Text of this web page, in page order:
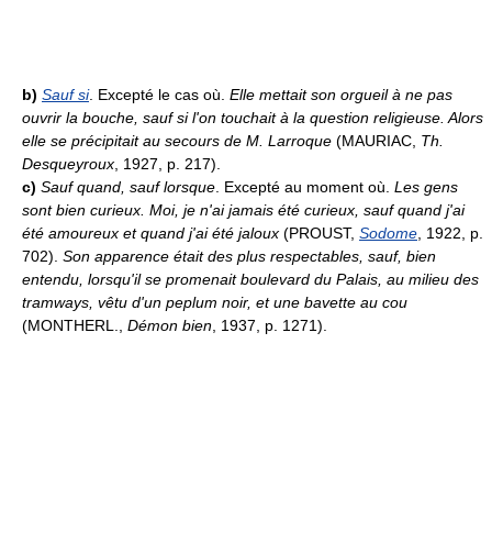
b) Sauf si. Excepté le cas où. Elle mettait son orgueil à ne pas
ouvrir la bouche, sauf si l'on touchait à la question religieuse. Alors
elle se précipitait au secours de M. Larroque (MAURIAC, Th.
Desqueyroux, 1927, p. 217).
c) Sauf quand, sauf lorsque. Excepté au moment où. Les gens
sont bien curieux. Moi, je n'ai jamais été curieux, sauf quand j'ai
été amoureux et quand j'ai été jaloux (PROUST, Sodome, 1922, p.
702). Son apparence était des plus respectables, sauf, bien
entendu, lorsqu'il se promenait boulevard du Palais, au milieu des
tramways, vêtu d'un peplum noir, et une bavette au cou
(MONTHERL., Démon bien, 1937, p. 1271).